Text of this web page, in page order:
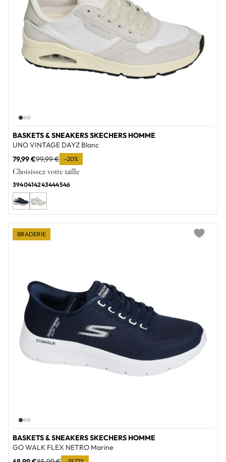
BASKETS & SNEAKERS SKECHERS HOMME
UNO VINTAGE DAYZ Blanc
79,99 €99,99 € -20%
Choisissez votre taille
3940414243444546
BASKETS & SNEAKERS SKECHERS HOMME
GO WALK FLEX NETRO Marine
BRADERIE